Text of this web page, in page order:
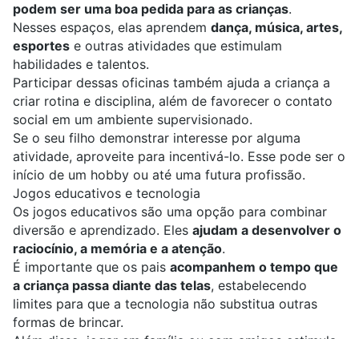
podem ser uma boa pedida para as crianças.
Nesses espaços, elas aprendem dança, música, artes,
esportes e outras atividades que estimulam
habilidades e talentos.
Participar dessas oficinas também ajuda a criança a
criar rotina e disciplina, além de favorecer o contato
social em um ambiente supervisionado.
Se o seu filho demonstrar interesse por alguma
atividade, aproveite para incentivá-lo. Esse pode ser o
início de um hobby ou até uma futura profissão.
Jogos educativos e tecnologia
Os jogos educativos são uma opção para combinar
diversão e aprendizado. Eles ajudam a desenvolver o
raciocínio, a memória e a atenção.
É importante que os pais acompanhem o tempo que
a criança passa diante das telas, estabelecendo
limites para que a tecnologia não substitua outras
formas de brincar.